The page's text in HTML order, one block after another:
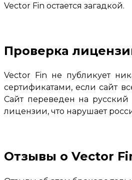
Vector Fin остается загадкой.
Проверка
Vector Fin не публикует
сертификатами, если сайт
Сайт переведен на русский
лицензии, что нарушает
Отзывы о Vector